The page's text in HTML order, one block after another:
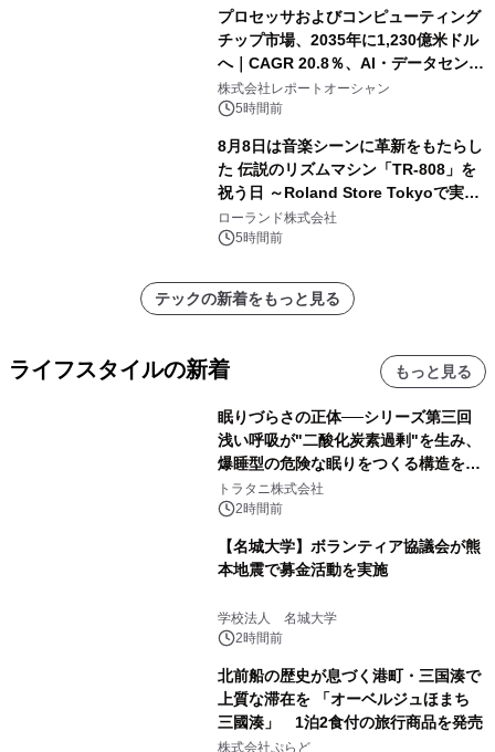
プロセッサおよびコンピューティング
チップ市場、2035年に1,230億米ドル
へ｜CAGR 20.8％、AI・データセンタ
ー需要が成長を牽引
株式会社レポートオーシャン
5時間前
8月8日は音楽シーンに革新をもたらし
た 伝説のリズムマシン「TR-808」を
祝う日 ～Roland Store Tokyoで実機
を展示しての 記念キャンペーンを開
催 英国ラジオ「NTS」の 特別プログ
アーティストを フィーチャーしたアニ
メーションを公開～
ローランド株式会社
5時間前
テックの新着をもっと見る
ライフスタイルの新着 もっと見る
眠りづらさの正体──シリーズ第三回
浅い呼吸が"二酸化炭素過剰"を生み、
爆睡型の危険な眠りをつくる構造を解
説
トラタニ株式会社
2時間前
【名城大学】ボランティア協議会が熊
本地震で募金活動を実施
学校法人 名城大学
2時間前
北前船の歴史が息づく港町・三国湊で
上質な滞在を 「オーベルジュほまち
三國湊」 1泊2食付の旅行商品を発売
株式会社ぷらど